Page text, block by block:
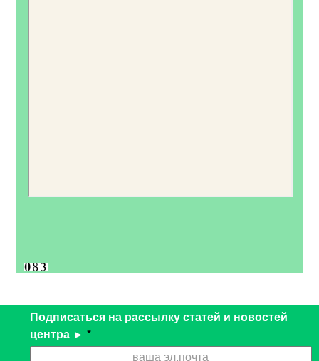
Подписаться на рассылку статей и новостей
центра ► *